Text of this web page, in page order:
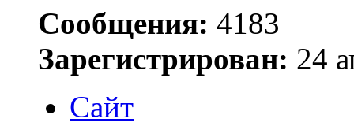
Сообщения: 4183
Зарегистрирован: 24
Сайт